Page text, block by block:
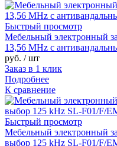
Быстрый просмотр
Мебельный электронный
13,56 MHz с
руб. / шт
Заказ в 1 клик
Подробнее
К сравнение
Быстрый просмотр
Мебельный электронный
выбор 125 kHz SL-F01/F/